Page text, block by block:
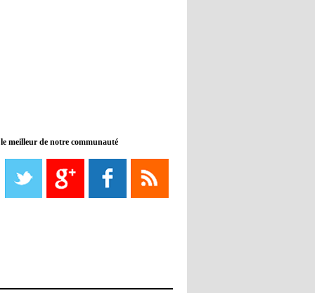
08:21 - 2022/11/08
Liverpool mis en vente par son
propriétaire
meilleur de notre communauté